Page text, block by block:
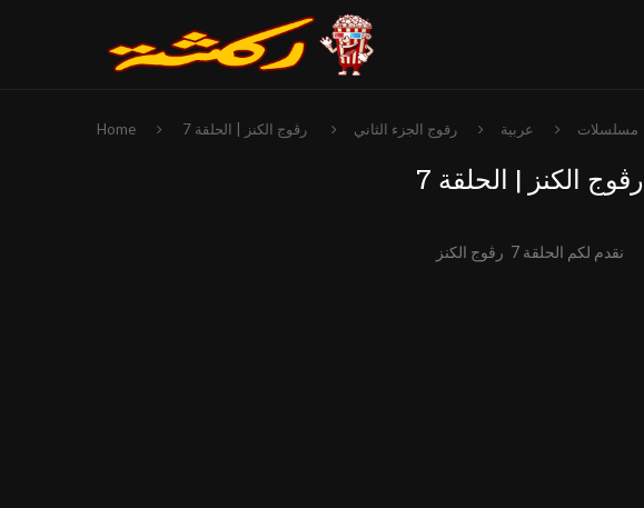
Home مسلسلات عربية رقوج الجزء الثاني رڨوج الكنز | الحلقة 7
رڨوج الكنز | الحلقة 7
نقدم لكم الحلقة 7 رڨوج الكنز